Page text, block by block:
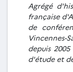
Agrégé
française
de
depuis
d'étude et